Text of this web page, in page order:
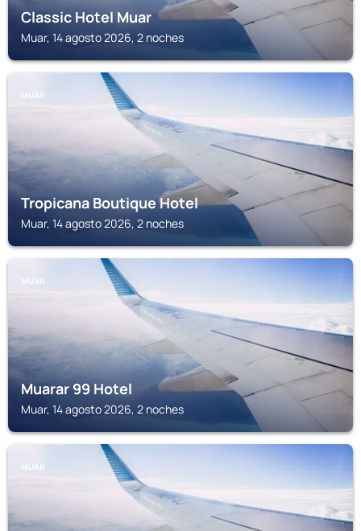
Classic Hotel Muar
Muar, 14 agosto 2026, 2 noches
MUAR
Tropicana Boutique Hotel
Muar, 14 agosto 2026, 2 noches
MUAR
Muarar 99 Hotel
Muar, 14 agosto 2026, 2 noches
MUAR